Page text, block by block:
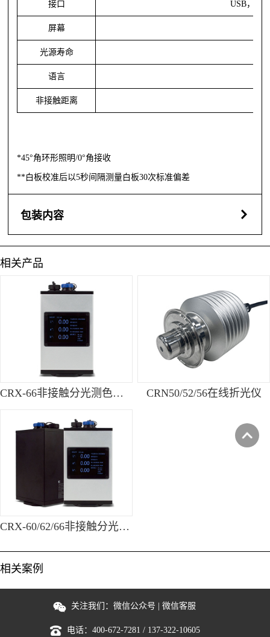
接口 USB，
屏幕
光源寿命
语言
非接触距离
*45°角环形照明/0°角接收
**白板校准后以5秒间隔测量白板30次标准偏差
包装内容
相关产品
CRX-66非接触分光测色仪/在线颜色传感器 CRN50/52/56在线折光仪
CRX-60/62/66非接触分光测色仪/在线颜色传感器
相关案例
关注我们： 微信公众号 微信客服
电话： 400-672-7281 / 137-322-10605